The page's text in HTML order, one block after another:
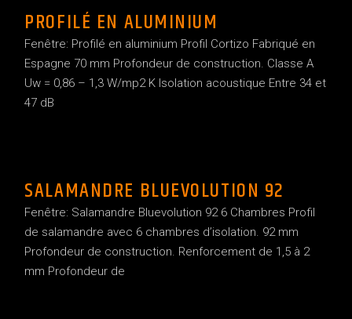
PROFILÉ EN ALUMINIUM
Fenêtre: Profilé en aluminium Profil Cortizo Fabriqué en
Espagne 70 mm Profondeur de construction. Classe A
Uw = 0,86 – 1,3 W/mp2 K Isolation acoustique Entre 34 et
47 dB
SALAMANDRE BLUEVOLUTION 92
Fenêtre: Salamandre Bluevolution 92 6 Chambres Profil
de salamandre avec 6 chambres d’isolation. 92 mm
Profondeur de construction. Renforcement de 1,5 à 2
mm Profondeur de